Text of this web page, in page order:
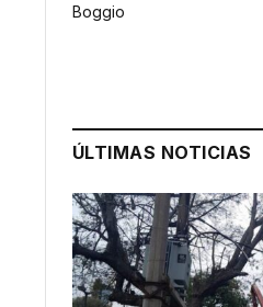
Boggio
ÚLTIMAS NOTICIAS